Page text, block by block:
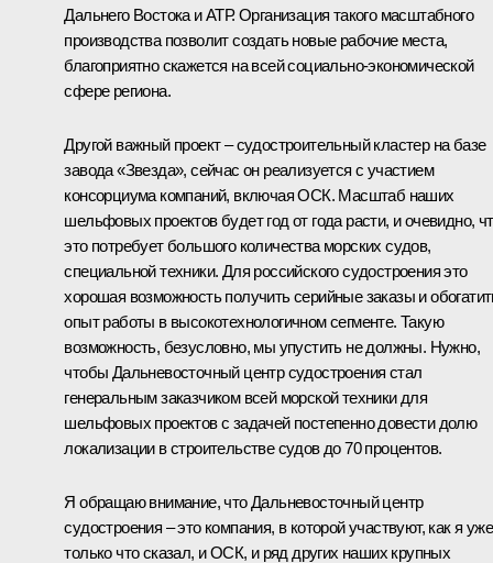
Дальнего Востока и АТР. Организация такого масштабного
производства позволит создать новые рабочие места,
благоприятно скажется на всей социально-экономической
сфере региона.
Другой важный проект – судостроительный кластер на базе
завода «Звезда», сейчас он реализуется с участием
консорциума компаний, включая ОСК. Масштаб наших
шельфовых проектов будет год от года расти, и очевидно,
это потребует большого количества морских судов,
специальной техники. Для российского судостроения это
хорошая возможность получить серийные заказы и
опыт работы в высокотехнологичном сегменте. Такую
возможность, безусловно, мы упустить не должны. Нужно,
чтобы Дальневосточный центр судостроения стал
генеральным заказчиком всей морской техники для
шельфовых проектов с задачей постепенно довести долю
локализации в строительстве судов до 70 процентов.
Я обращаю внимание, что Дальневосточный центр
судостроения – это компания, в которой участвуют, как я уже
только что сказал, и ОСК, и ряд других наших крупных